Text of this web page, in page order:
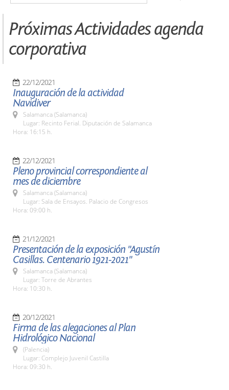
Próximas Actividades agenda
corporativa
22/12/2021
Inauguración de la actividad
Navidiver
Salamanca (Salamanca)
Lugar: Recinto Ferial. Diputación de Salamanca
Hora: 16:15 h.
22/12/2021
Pleno provincial correspondiente al
mes de diciembre
Salamanca (Salamanca)
Lugar: Sala de Ensayos. Palacio de Congresos
Hora: 09:00 h.
21/12/2021
Presentación de la exposición "Agustín
Casillas. Centenario 1921-2021"
Salamanca (Salamanca)
Lugar: Torre de Abrantes
Hora: 10:30 h.
20/12/2021
Firma de las alegaciones al Plan
Hidrológico Nacional
(Palencia)
Lugar: Complejo Juvenil Castilla
Hora: 09:30 h.